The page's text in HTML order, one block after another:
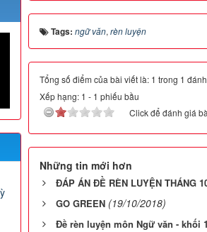
Tags: ngữ văn, rèn luyện
Tổng số điểm của bài viết là: 1 trong 1
Xếp hạng: 1 - 1 phiếu bầu
Click để đánh giá
Những tin mới hơn
ĐÁP ÁN ĐỀ RÈN LUYỆN THÁNG
GO GREEN (19/10/2018)
Đề rèn luyện môn Ngữ văn - khối